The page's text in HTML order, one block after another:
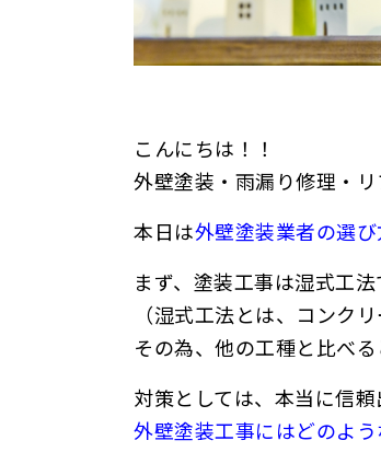
こんにちは！！
外壁塗装・雨漏り修理・リ
本日は外壁塗装業者の選び
まず、塗装工事は湿式工
（湿式工法とは、コンク
その為、他の工種と比べ
対策としては、本当に信
外壁塗装工事にはどのよ